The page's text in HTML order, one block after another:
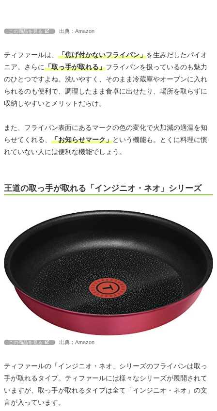
この商品を見る 出典：Amazon
ティファールは、 「焦げ付かないフライパン」を生みだしたパイオ
ニア。さらに「取っ手が取れる」フライパンを扱っているのも魅力
のひとつですよね。洗いやすく、そのまま冷蔵庫やオーブンに入れ
られるのも便利で、調理したまま食卓に出せたり、場所を取らずに
収納しやすいとメリットだらけ。
また、フライパン表面にあるマークの色の変化で火加減の適温を知
らせてくれる、 「お知らせマーク」という機能も。とくに料理に慣
れていない人には便利な機能でしょう。
王道の取っ手が取れる「インジニオ・ネオ」シリーズ
この商品を見る 出典：Amazon
ティファールの「インジニオ・ネオ」シリーズのフライパンは取っ
手が取れるタイプ。ティファールには様々なシリーズが展開されて
いますが、取っ手が取れるタイプは全て「インジニオ・ネオ」の文
言が入っています。